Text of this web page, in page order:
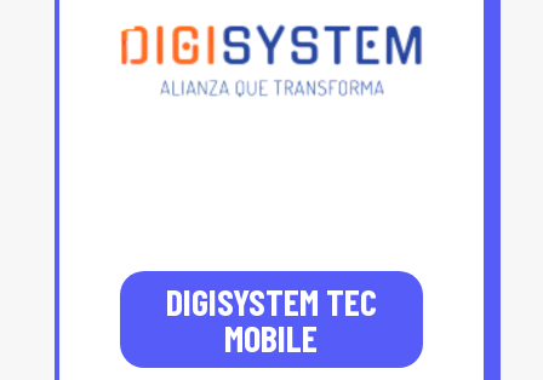
DIGISYSTEM TEC
MOBILE